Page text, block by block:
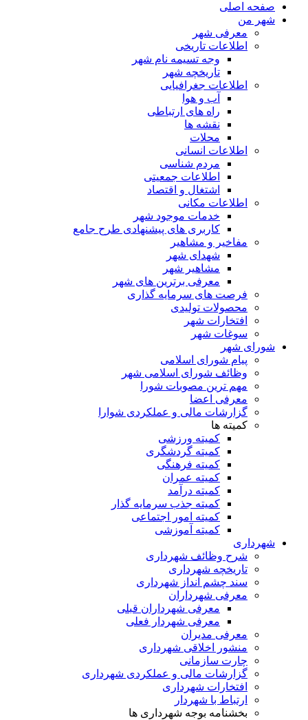
صفحه اصلی
شهر من
معرفی شهر
اطلاعات تاریخی
وجه تسیمه نام شهر
تاریخچه شهر
اطلاعات جغرافیایی
آب و هوا
راه های ارتباطی
نقشه ها
محلات
اطلاعات انسانی
مردم شناسی
اطلاعات جمعیتی
اشتغال و اقتصاد
اطلاعات مکانی
خدمات موجود شهر
کاربری های پیشنهادی طرح جامع
مفاخیر و مشاهیر
شهدای شهر
مشاهیر شهر
معرفی برترین های شهر
فرصت های سرمایه گذاری
محصولات تولیدی
افتخارات شهر
سوغات شهر
شورای شهر
پیام شورای اسلامی
وظائف شورای اسلامی شهر
مهم ترین مصوبات شورا
معرفی اعضا
گزارشات مالی و عملکردی شوارا
کمیته ها
کمیته ورزشی
کمیته گردشگری
کمیته فرهنگی
کمیته عمران
کمیته درآمد
کمیته جذب سرمایه گذار
کمیته امور اجتماعی
کمیته آموزشی
شهرداری
شرح وظائف شهرداری
تاریخچه شهرداری
سند چشم انداز شهرداری
معرفی شهرداران
معرفی شهرداران قبلی
معرفی شهردار فعلی
معرفی مدیران
منشور اخلاقی شهرداری
چارت سازمانی
گزارشات مالی و عملکردی شهرداری
افتخارات شهرداری
ارتباط با شهردار
بخشنامه بوجه شهرداری ها